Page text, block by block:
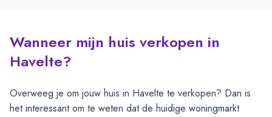
Wanneer mijn huis verkopen in
Havelte?
Overweeg je om jouw huis in Havelte te verkopen? Dan is
het interessant om te weten dat de huidige woningmarkt